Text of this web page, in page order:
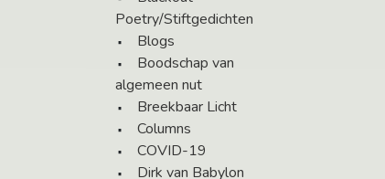
Poetry/Stiftgedichten
Blogs
Boodschap van
algemeen nut
Breekbaar Licht
Columns
COVID-19
Dirk van Babylon